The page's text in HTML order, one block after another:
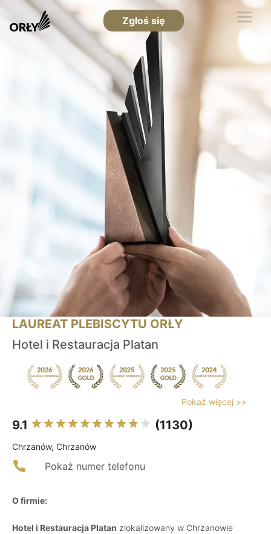
Zgłoś się
LAUREAT PLEBISCYTU ORŁY
Hotel i Restauracja Platan
Pokaż więcej >>
9.1 (1130)
Chrzanów, Chrzanów
Pokaż numer telefonu
O firmie:
Hotel i Restauracja Platan zlokalizowany w Chrzanowie